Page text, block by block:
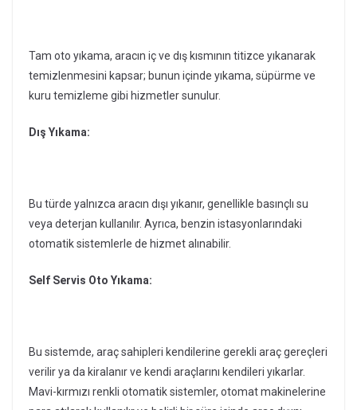
Tam oto yıkama, aracın iç ve dış kısmının titizce yıkanarak
temizlenmesini kapsar; bunun içinde yıkama, süpürme ve
kuru temizleme gibi hizmetler sunulur.
Dış Yıkama:
Bu türde yalnızca aracın dışı yıkanır, genellikle basınçlı su
veya deterjan kullanılır. Ayrıca, benzin istasyonlarındaki
otomatik sistemlerle de hizmet alınabilir.
Self Servis Oto Yıkama:
Bu sistemde, araç sahipleri kendilerine gerekli araç gereçleri
verilir ya da kiralanır ve kendi araçlarını kendileri yıkarlar.
Mavi-kırmızı renkli otomatik sistemler, otomat makinelerine